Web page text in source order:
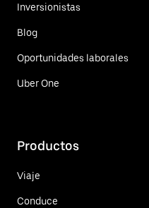
Inversionistas
Blog
Oportunidades laborales
Uber One
Productos
Viaje
Conduce